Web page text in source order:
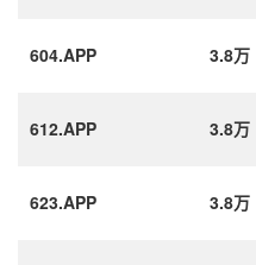
604.APP 3.8万
612.APP 3.8万
623.APP 3.8万